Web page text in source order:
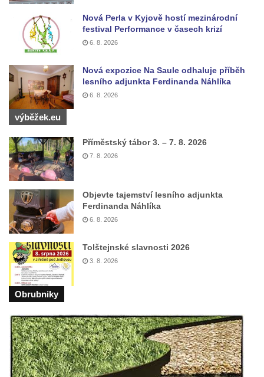
Kaple svatého Jana Nepomuckého ve
Vehlovicích
Skalní kaple Navštívení Panny Marie v
Dolní Chřibské
Kostel svaté Máří Magdaleny v Mařenicích
Skalní kaple svatého Antonína v Antonínově
Skalní kaple nad Hamerským potokem v
Antonínově údolí u Mařenic
Kostel svatých Petra a Pavla v Horním
Prysku
Skalní kaple v zahradě domu čp. 48 za
kostelem svatých Petra a Pavla v Horním
Prysku
Kostel svatého Jakuba Staršího v České
Kamenici
Kaple Panny Marie v ulici Na Skalce ve
Cvikově
Kaple na návsi v Brozánkách
Kaple Nejsvětější Trojice v centru Hořína
Hrobka Lobkowiczů na hřbitově v Hoříně
Nová Perla v Kyjově hostí mezinárodní
festival Performance v časech krizí
6. 8. 2026
Nová expozice Na Saule odhaluje příběh
lesního adjunkta Ferdinanda Náhlíka
6. 8. 2026
výběžek.eu
Příměstský tábor 3. – 7. 8. 2026
7. 8. 2026
Objevte tajemství lesního adjunkta
Ferdinanda Náhlíka
6. 8. 2026
Tolštejnské slavnosti 2026
3. 8. 2026
Obrubniky